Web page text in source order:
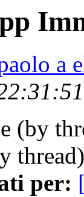
a
(by
per: